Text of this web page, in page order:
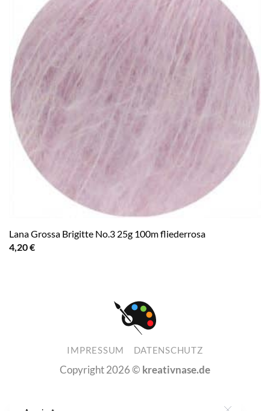
Lana Grossa Brigitte No.3 25g 100m fliederrosa
4,20€
IMPRESSUM DATENSCHUTZ
Copyright 2026 © kreativnase.de